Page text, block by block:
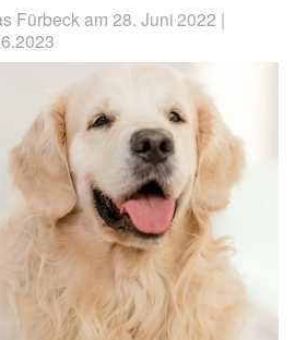
Fürbeck am 28. Juni 2022 |